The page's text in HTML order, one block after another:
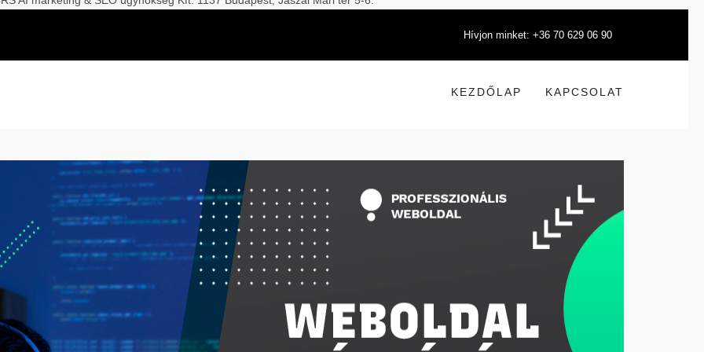
Hívjon minket: +36 70 629 06 90
KEZDŐLAP KAPCSOLAT